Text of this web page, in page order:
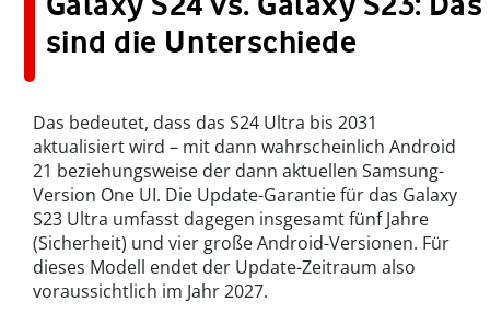
sind die Unterschiede
Das bedeutet, dass das S24 Ultra bis 2031
aktualisiert wird – mit dann wahrscheinlich Android
21 beziehungsweise der dann aktuellen Samsung-
Version One UI. Die Update-Garantie für das Galaxy
S23 Ultra umfasst dagegen insgesamt fünf Jahre
(Sicherheit) und vier große Android-Versionen. Für
dieses Modell endet der Update-Zeitraum also
voraussichtlich im Jahr 2027.